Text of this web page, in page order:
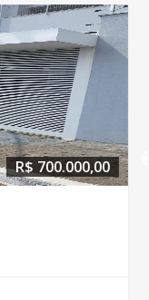
R$ 700.000,00